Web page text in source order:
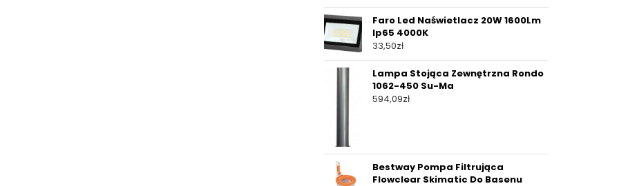
Faro Led Naświetlacz 20W 1600Lm
Ip65 4000K
33,50zł
Lampa Stojąca Zewnętrzna Rondo
1062-450 Su-Ma
594,09zł
Bestway Pompa Filtrująca
Flowclear Skimatic Do Basenu